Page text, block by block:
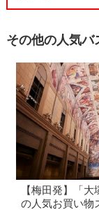
その他の人気バ
【梅田発】「
の人気お買い物